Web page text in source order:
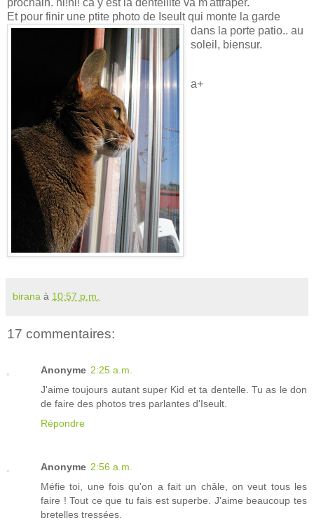
prochain. hi!hi! ca y est la dentellite va m'attraper.
Et pour finir une ptite photo de Iseult qui monte la garde
dans la porte patio.. au
soleil, biensur.
a+
birana à 10:57 p.m.
17 commentaires:
Anonyme 2:25 a.m.
J'aime toujours autant super Kid et ta dentelle. Tu as le don
de faire des photos tres parlantes d'Iseult.
Répondre
Anonyme 2:56 a.m.
Méfie toi, une fois qu'on a fait un châle, on veut tous les
faire ! Tout ce que tu fais est superbe. J'aime beaucoup tes
bretelles tressées.